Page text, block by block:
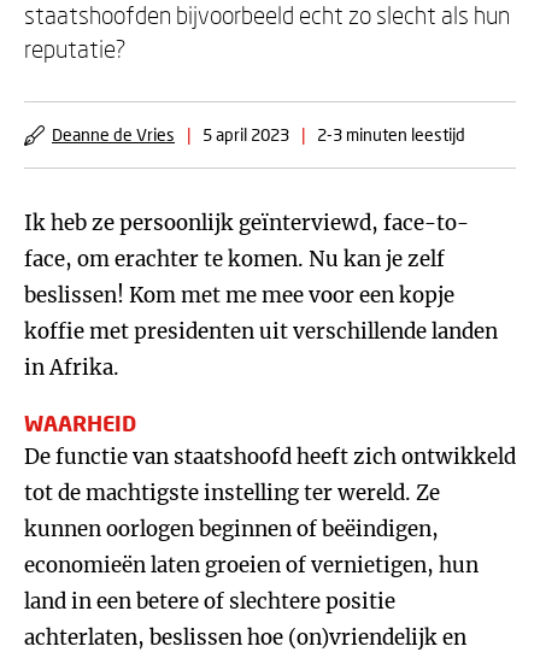
staatshoofden bijvoorbeeld echt zo slecht als hun
reputatie?
Deanne de Vries | 5 april 2023 | 2-3 minuten leestijd
Ik heb ze persoonlijk geïnterviewd, face-to-
face, om erachter te komen. Nu kan je zelf
beslissen! Kom met me mee voor een kopje
koffie met presidenten uit verschillende landen
in Afrika.
WAARHEID
De functie van staatshoofd heeft zich ontwikkeld
tot de machtigste instelling ter wereld. Ze
kunnen oorlogen beginnen of beëindigen,
economieën laten groeien of vernietigen, hun
land in een betere of slechtere positie
achterlaten, beslissen hoe (on)vriendelijk en